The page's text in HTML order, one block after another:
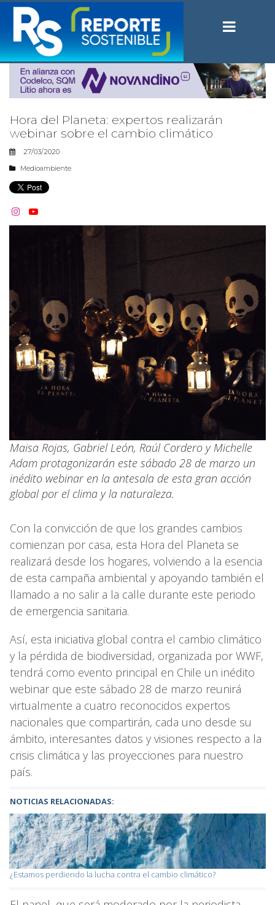
Hora del Planeta: expertos realizarán
webinar sobre el cambio climático
27/03/2020
Medioambiente
 
Maisa Rojas, Gabriel León, Raúl Cordero y Michelle
Adam protagonizarán este sábado 28 de marzo un
inédito webinar en la antesala de esta gran acción
global por el clima y la naturaleza.
Con la convicción de que los grandes cambios
comienzan por casa, esta Hora del Planeta se
realizará desde los hogares, volviendo a la esencia
de esta campaña ambiental y apoyando también el
llamado a no salir a la calle durante este periodo
de emergencia sanitaria.
Así, esta iniciativa global contra el cambio climático
y la pérdida de biodiversidad, organizada por WWF,
tendrá como evento principal en Chile un inédito
webinar que este sábado 28 de marzo reunirá
virtualmente a cuatro reconocidos expertos
nacionales que compartirán, cada uno desde su
ámbito, interesantes datos y visiones respecto a la
crisis climática y las proyecciones para nuestro
país.
NOTICIAS RELACIONADAS:
¿Estamos perdiendo la lucha contra el cambio climático?